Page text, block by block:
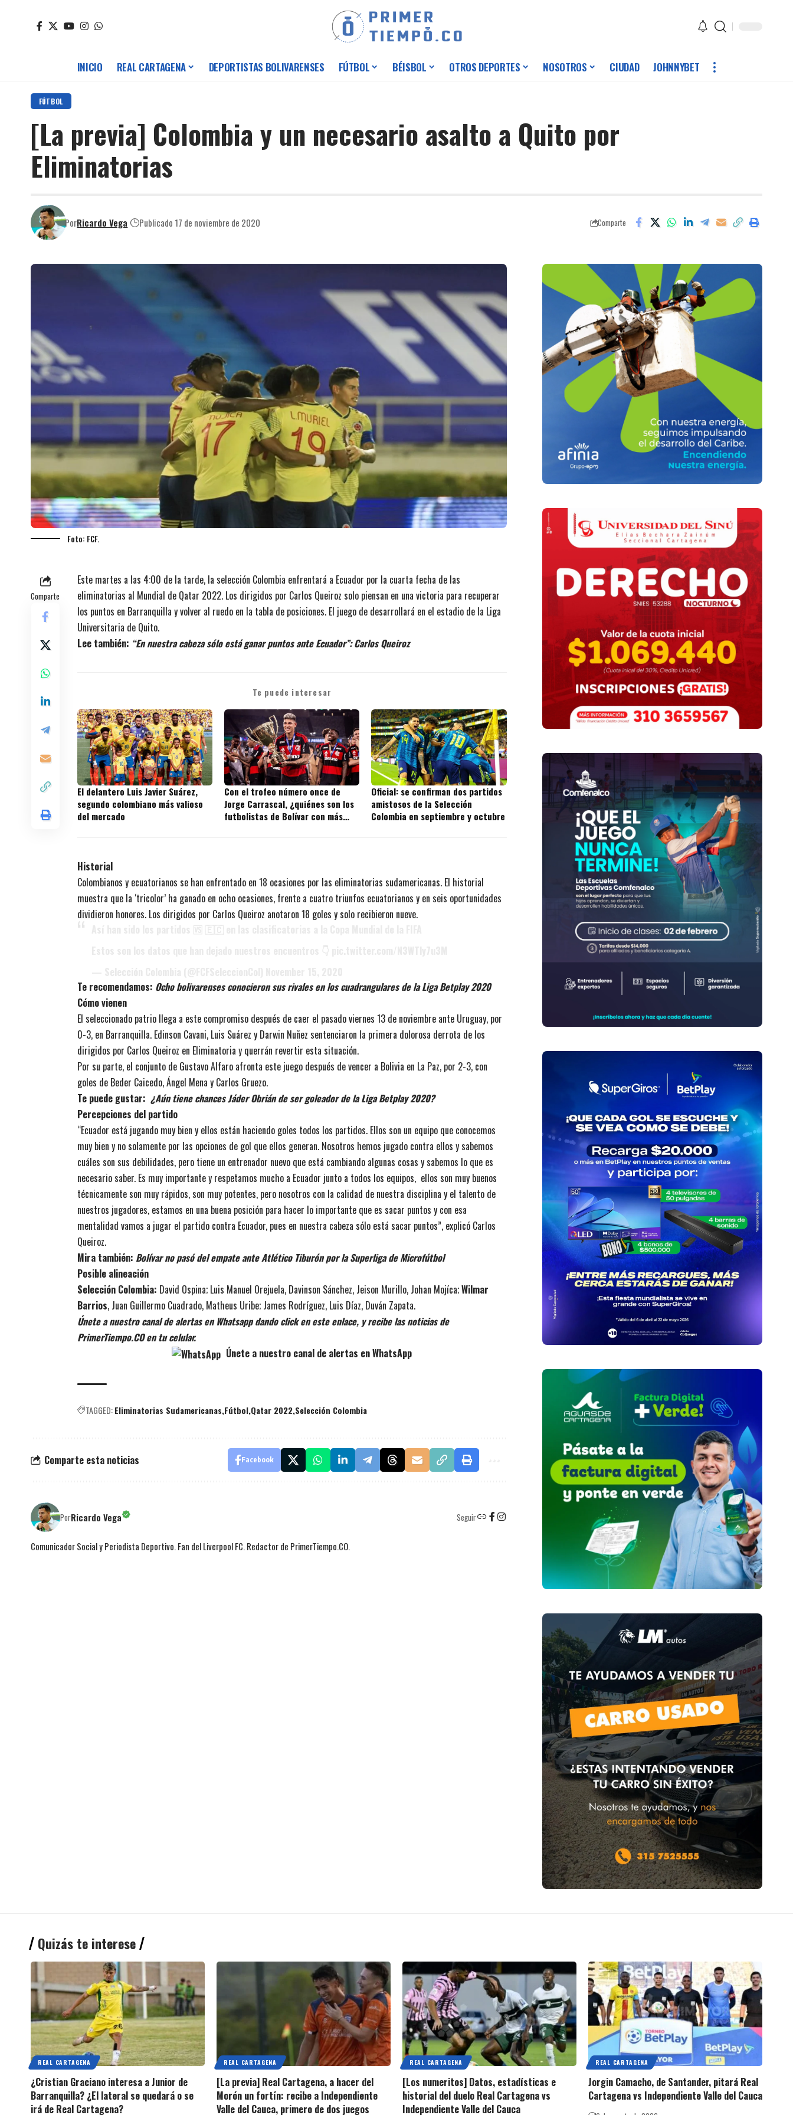
INICIO REAL CARTAGENA DEPORTISTAS BOLIVARENSES FÚTBOL BÉISBOL OTROS DEPORTES NOSOTROS CIUDAD JOHNNYBET
FÚTBOL
[La previa] Colombia y un necesario asalto a Quito por
Eliminatorias
PorRicardo Vega Publicado 17 de noviembre de 2020 Comparte
Foto: FCF.
Comparte
Este martes a las 4:00 de la tarde, la selección Colombia enfrentará a Ecuador por la cuarta fecha de las
eliminatorias al Mundial de Qatar 2022. Los dirigidos por Carlos Queiroz solo piensan en una victoria para recuperar
los puntos en Barranquilla y volver al ruedo en la tabla de posiciones. El juego de desarrollará en el estadio de la Liga
Universitaria de Quito.
Lee también: “En nuestra cabeza sólo está ganar puntos ante Ecuador”: Carlos Queiroz
Te puede interesar
El delantero Luis Javier Suárez,
segundo colombiano más valioso
del mercado
Con el trofeo número once de
Jorge Carrascal, ¿quiénes son los
futbolistas de Bolívar con más
Oficial: se confirman dos partidos
amistosos de la Selección
Colombia en septiembre y octubre
Historial
Colombianos y ecuatorianos se han enfrentado en 18 ocasiones por las eliminatorias sudamericanas. El historial
muestra que la ‘tricolor’ ha ganado en ocho ocasiones, frente a cuatro triunfos ecuatorianos y en seis oportunidades
dividieron honores. Los dirigidos por Carlos Queiroz anotaron 18 goles y solo recibieron nueve.
Te recomendamos: Ocho bolivarenses conocieron sus rivales en los cuadrangulares de la Liga Betplay 2020
Cómo vienen
El seleccionado patrio llega a este compromiso después de caer el pasado viernes 13 de noviembre ante Uruguay, por
0-3, en Barranquilla. Edinson Cavani, Luis Suárez y Darwin Nuñez sentenciaron la primera dolorosa derrota de los
dirigidos por Carlos Queiroz en Eliminatoria y querrán revertir esta situación.
Por su parte, el conjunto de Gustavo Alfaro afronta este juego después de vencer a Bolivia en La Paz, por 2-3, con
goles de Beder Caicedo, Ángel Mena y Carlos Gruezo.
Te puede gustar: ¿Aún tiene chances Jáder Obrián de ser goleador de la Liga Betplay 2020?
Percepciones del partido
“Ecuador está jugando muy bien y ellos están haciendo goles todos los partidos. Ellos son un equipo que conocemos
muy bien y no solamente por las opciones de gol que ellos generan. Nosotros hemos jugado contra ellos y sabemos
cuáles son sus debilidades, pero tiene un entrenador nuevo que está cambiando algunas cosas y sabemos lo que es
necesario saber. Es muy importante y respetamos mucho a Ecuador junto a todos los equipos, ellos son muy buenos
técnicamente son muy rápidos, son muy potentes, pero nosotros con la calidad de nuestra disciplina y el talento de
nuestros jugadores, estamos en una buena posición para hacer lo importante que es sacar puntos y con esa
mentalidad vamos a jugar el partido contra Ecuador, pues en nuestra cabeza sólo está sacar puntos”, explicó Carlos
Queiroz.
Mira también: Bolívarno pasó del empate ante Atlético Tiburón por la Superliga de Microfútbol
Posible alineación
Selección Colombia: David Ospina; Luis Manuel Orejuela, Davinson Sánchez, Jeison Murillo, Johan Mojíca;Wilmar
Barrios, Juan Guillermo Cuadrado, Matheus Uribe; James Rodríguez, Luis Díaz, Duván Zapata.
Únete a nuestro canal de alertas en Whatsapp dando click en este enlace, y recibe las noticias de
PrimerTiempo.CO en tu celular.
Únete a nuestro canal de alertas en WhatsApp
TAGGED:Eliminatorias Sudamericanas Fútbol Qatar 2022 Selección Colombia
Comparte esta noticias Facebook
PorRicardo Vega Seguir
Comunicador Social y Periodista Deportivo. Fan del Liverpool FC. Redactor de PrimerTiempo.CO.
Quizás te interese
REAL CARTAGENA
¿Cristian Graciano interesa a Junior de
Barranquilla? ¿El lateral se quedará o se
irá de Real Cartagena?
REAL CARTAGENA
[La previa] Real Cartagena, a hacer del
Morón un fortín: recibe a Independiente
Valle del Cauca, primero de dos juegos
REAL CARTAGENA
[Los numeritos] Datos, estadísticas e
historial del duelo Real Cartagena vs
Independiente Valle del Cauca
REAL CARTAGENA
Jorgin Camacho, de Santander, pitará Real
Cartagena vs Independiente Valle del Cauca